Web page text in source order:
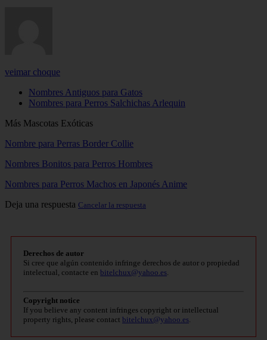
veimar choque
Nombres Antiguos para Gatos
Nombres para Perros Salchichas Arlequin
Más Mascotas Exóticas
Nombre para Perras Border Collie
Nombres Bonitos para Perros Hombres
Nombres para Perros Machos en Japonés Anime
Deja una respuesta Cancelar la respuesta
Derechos de autor
Si cree que algún contenido infringe derechos de autor o propiedad
intelectual, contacte en bitelchux@yahoo.es.
Copyright notice
If you believe any content infringes copyright or intellectual
property rights, please contact bitelchux@yahoo.es.